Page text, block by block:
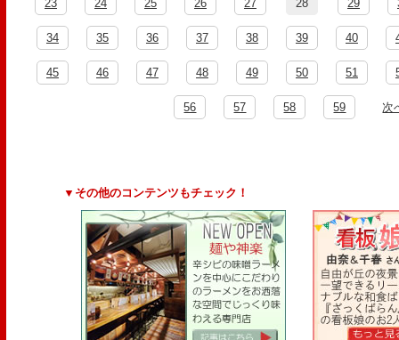
23 24 25 26 27 28 29
34 35 36 37 38 39 40
45 46 47 48 49 50 51
56 57 58 59 次
▼その他のコンテンツもチェック！